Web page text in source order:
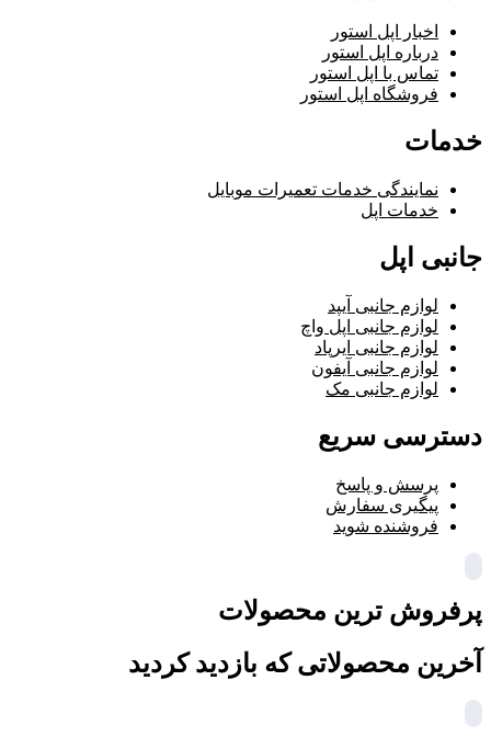
اخبار اپل استور
درباره اپل استور
تماس با اپل استور
فروشگاه اپل استور
خدمات
نمایندگی خدمات تعمیرات موبایل
خدمات اپل
جانبی اپل
لوازم جانبی آیپد
لوازم جانبی اپل واچ
لوازم جانبی ایرپاد
لوازم جانبی آیفون
لوازم جانبی مک
دسترسی سریع
پرسش و پاسخ
پیگیری سفارش
فروشنده شوید
پرفروش ترین محصولات
آخرین محصولاتی که بازدید کردید